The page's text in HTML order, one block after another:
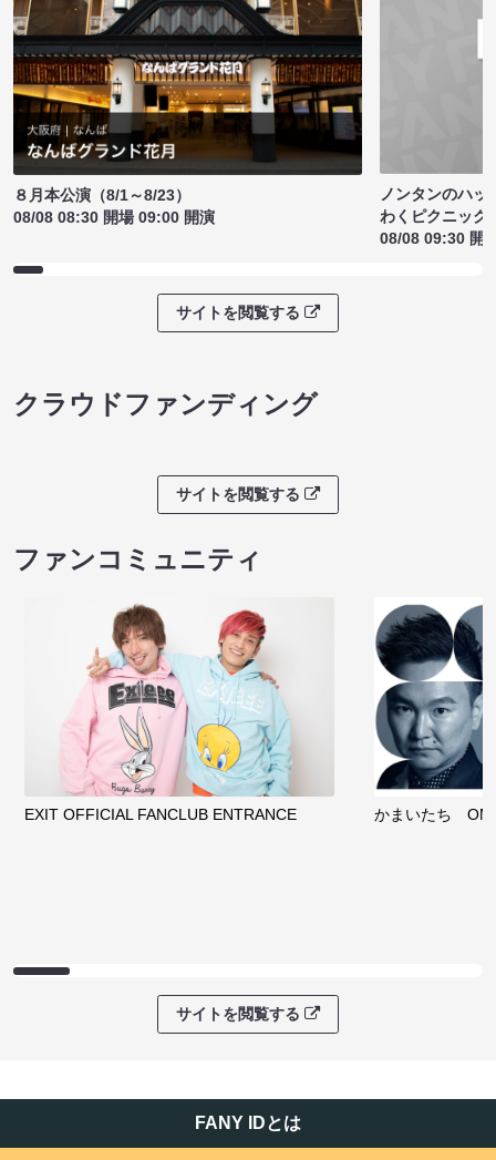
８月本公演（8/1～8/23）
08/08 08:30 開場 09:00 開演
ノンタンのハッ
わくピクニック
08/08 09:30 開
サイトを閲覧する
クラウドファンディング
サイトを閲覧する
ファンコミュニティ
EXIT OFFICIAL FANCLUB ENTRANCE かまいたち
サイトを閲覧する
FANY IDとは